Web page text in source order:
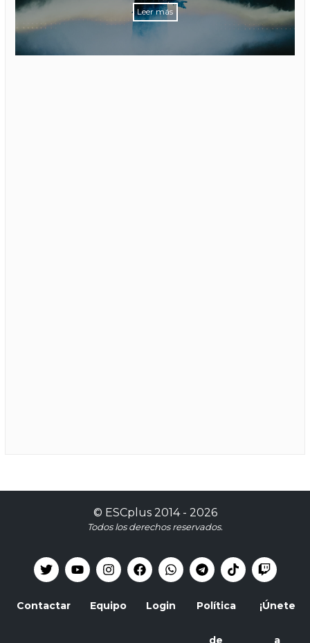
Leer más
© ESCplus2014 - 2026
Todos los derechos reservados.
Contactar Equipo Login Política
de
¡Únete
a